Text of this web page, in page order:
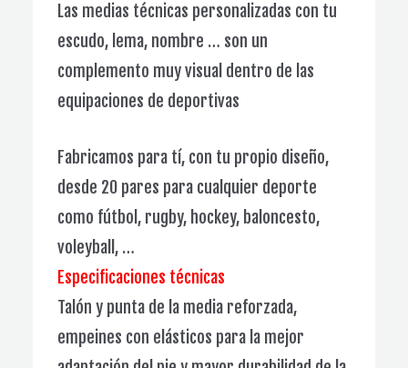
Las medias técnicas personalizadas con tu
escudo, lema, nombre … son un
complemento muy visual dentro de las
equipaciones de deportivas
Fabricamos para tí, con tu propio diseño,
desde 20 pares para cualquier deporte
como fútbol, rugby, hockey, baloncesto,
voleyball, …
Especificaciones técnicas
Talón y punta de la media reforzada,
empeines con elásticos para la mejor